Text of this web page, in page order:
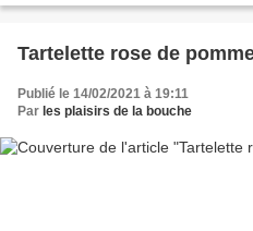
Tartelette rose de
Publié le 14/02/2021 à 19:11
Par les plaisirs de la bouche